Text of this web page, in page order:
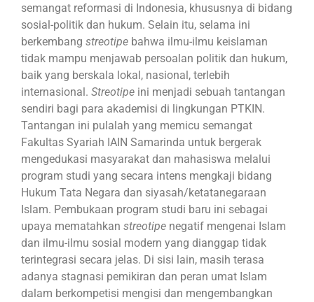
semangat reformasi di Indonesia, khususnya di bidang
sosial-politik dan hukum. Selain itu, selama ini
berkembang streotipe bahwa ilmu-ilmu keislaman
tidak mampu menjawab persoalan politik dan hukum,
baik yang berskala lokal, nasional, terlebih
internasional. Streotipe ini menjadi sebuah tantangan
sendiri bagi para akademisi di lingkungan PTKIN.
Tantangan ini pulalah yang memicu semangat
Fakultas Syariah IAIN Samarinda untuk bergerak
mengedukasi masyarakat dan mahasiswa melalui
program studi yang secara intens mengkaji bidang
Hukum Tata Negara dan siyasah/ketatanegaraan
Islam. Pembukaan program studi baru ini sebagai
upaya mematahkan streotipe negatif mengenai Islam
dan ilmu-ilmu sosial modern yang dianggap tidak
terintegrasi secara jelas. Di sisi lain, masih terasa
adanya stagnasi pemikiran dan peran umat Islam
dalam berkompetisi mengisi dan mengembangkan